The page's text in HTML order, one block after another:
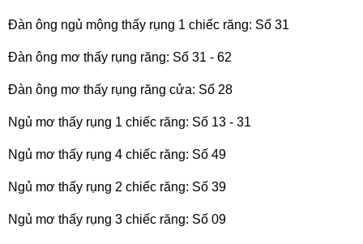
Đàn ông ngủ mộng thấy rụng 1 chiếc răng: Số 31
Đàn ông mơ thấy rụng răng: Số 31 - 62
Đàn ông mơ thấy rụng răng cửa: Số 28
Ngủ mơ thấy rụng 1 chiếc răng: Số 13 - 31
Ngủ mơ thấy rụng 4 chiếc răng: Số 49
Ngủ mơ thấy rụng 2 chiếc răng: Số 39
Ngủ mơ thấy rụng 3 chiếc răng: Số 09